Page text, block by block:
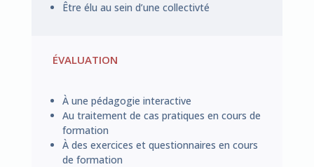
Être élu au sein d’une collectivté
ÉVALUATION
À une pédagogie interactive
Au traitement de cas pratiques en cours de
formation
À des exercices et questionnaires en cours
de formation